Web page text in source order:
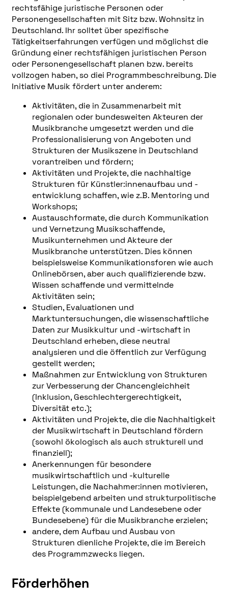
rechtsfähige juristische Personen oder
Personengesellschaften mit Sitz bzw. Wohnsitz in
Deutschland. Ihr solltet über spezifische
Tätigkeitserfahrungen verfügen und möglichst die
Gründung einer rechtsfähigen juristischen Person
oder Personengesellschaft planen bzw. bereits
vollzogen haben, so diei Programmbeschreibung. Die
Initiative Musik fördert unter anderem:
Aktivitäten, die in Zusammenarbeit mit
regionalen oder bundesweiten Akteuren der
Musikbranche umgesetzt werden und die
Professionalisierung von Angeboten und
Strukturen der Musikszene in Deutschland
vorantreiben und fördern;
Aktivitäten und Projekte, die nachhaltige
Strukturen für Künstler:innenaufbau und -
entwicklung schaffen, wie z.B. Mentoring und
Workshops;
Austauschformate, die durch Kommunikation
und Vernetzung Musikschaffende,
Musikunternehmen und Akteure der
Musikbranche unterstützen. Dies können
beispielsweise Kommunikationsforen wie auch
Onlinebörsen, aber auch qualifizierende bzw.
Wissen schaffende und vermittelnde
Aktivitäten sein;
Studien, Evaluationen und
Marktuntersuchungen, die wissenschaftliche
Daten zur Musikkultur und -wirtschaft in
Deutschland erheben, diese neutral
analysieren und die öffentlich zur Verfügung
gestellt werden;
Maßnahmen zur Entwicklung von Strukturen
zur Verbesserung der Chancengleichheit
(Inklusion, Geschlechtergerechtigkeit,
Diversität etc.);
Aktivitäten und Projekte, die die Nachhaltigkeit
der Musikwirtschaft in Deutschland fördern
(sowohl ökologisch als auch strukturell und
finanziell);
Anerkennungen für besondere
musikwirtschaftlich und -kulturelle
Leistungen, die Nachahmer:innen motivieren,
beispielgebend arbeiten und strukturpolitische
Effekte (kommunale und Landesebene oder
Bundesebene) für die Musikbranche erzielen;
andere, dem Aufbau und Ausbau von
Strukturen dienliche Projekte, die im Bereich
des Programmzwecks liegen.
Förderhöhen